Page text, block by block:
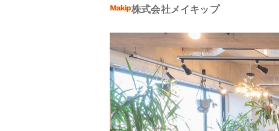
株式会社メイキップ